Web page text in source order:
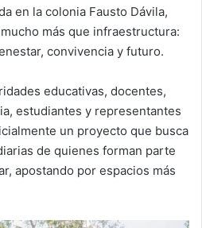
en la colonia Fausto Dávila,
más que infraestructura:
convivencia y futuro.
educativas, docentes,
estudiantes y representantes
un proyecto que busca
de quienes forman parte
apostando por espacios más